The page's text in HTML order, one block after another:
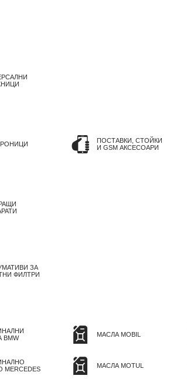
ПОСТАВКИ, СТОЙКИ
И GSM АКСЕСОАРИ
ЗА
ФИЛТРИ
BMW
МАСЛА MOBIL
МАСЛА MOTUL